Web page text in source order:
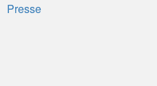
Presse